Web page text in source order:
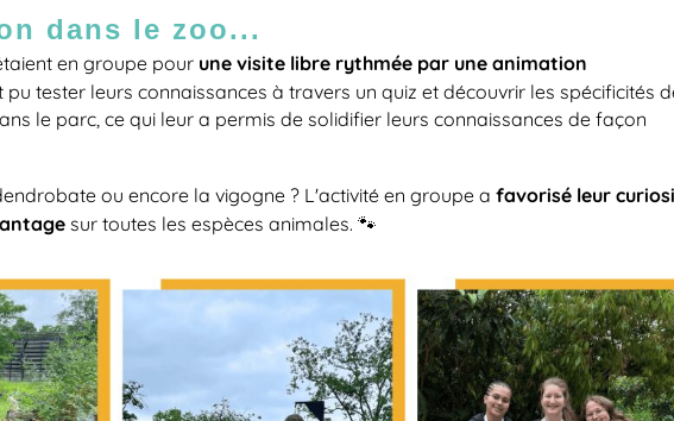
dans le zoo...
en groupe pour une visite libre rythmée par une animation
pu tester leurs connaissances à travers un quiz et découvrir les spécificités
le parc, ce qui leur a permis de solidifier leurs connaissances de façon
ou encore la vigogne ? L'activité en groupe a favorisé leur
sur toutes les espèces animales. 🐾